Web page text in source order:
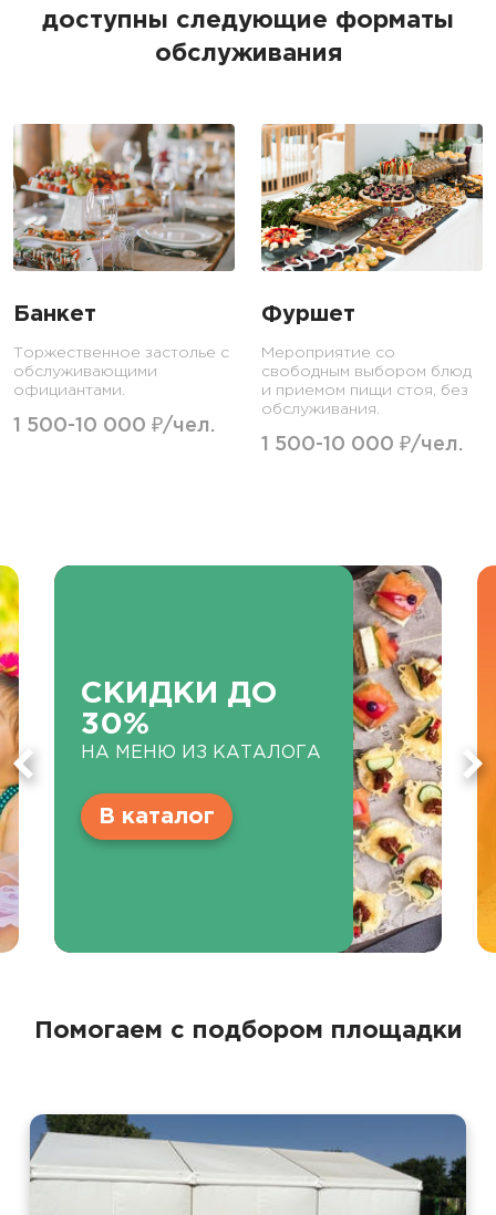
доступны следующие форматы
обслуживания
Банкет
Торжественное застолье с
обслуживающими
официантами.
1 500-10 000 ₽/чел.
Фуршет
Мероприятие со
свободным выбором блюд
и приемом пищи стоя, без
обслуживания.
1 500-10 000 ₽/чел.
СКИДКИ ДО
30%
НА МЕНЮ ИЗ КАТАЛОГА
В каталог
Помогаем с подбором площадки